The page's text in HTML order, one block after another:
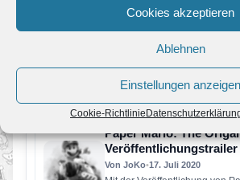
Cookies akzeptieren
Ablehnen
Einstellungen anzeigen
Cookie-Richtlinie
Nintendo Store eine
rund um Mario und seine…
Review online
Von JoKo•20. Juli 2020
Papier-Mario ist zurück und
erstes Abenteuer auf der
einem kurzen Sidekick…
Paper Mario: The
Veröffentlichungstrailer
Von JoKo•17. Juli 2020